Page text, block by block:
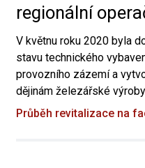
regionální
V květnu roku 2020 byla
stavu technického
provozního zázemí a
dějinám železářské
Průběh revitalizace na